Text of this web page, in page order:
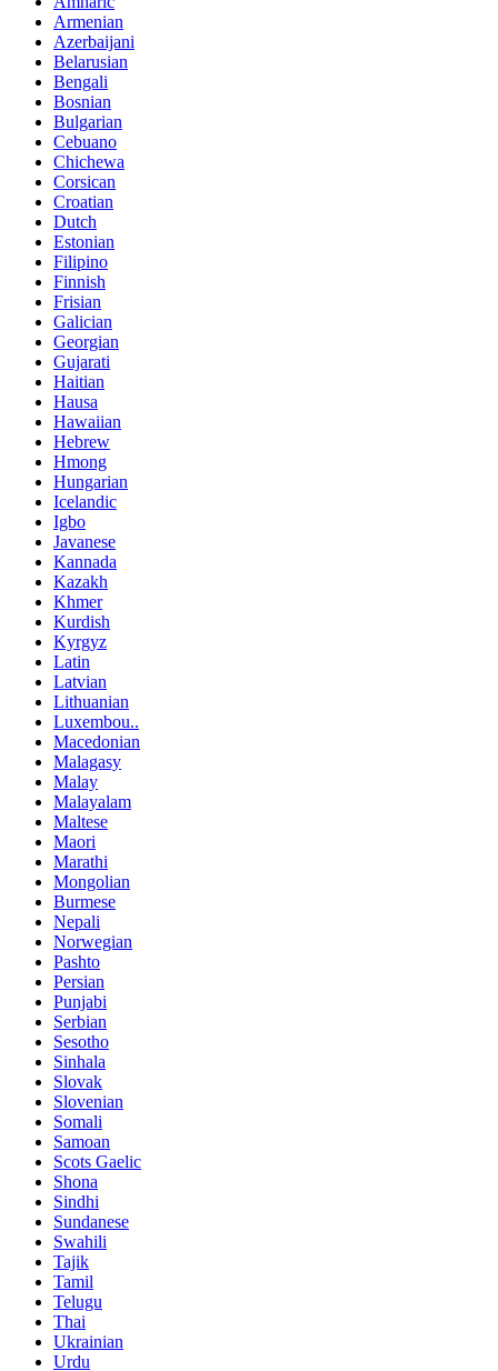
Armenian
Azerbaijani
Belarusian
Bengali
Bosnian
Bulgarian
Cebuano
Chichewa
Corsican
Croatian
Dutch
Estonian
Filipino
Finnish
Frisian
Galician
Georgian
Gujarati
Haitian
Hausa
Hawaiian
Hebrew
Hmong
Hungarian
Icelandic
Igbo
Javanese
Kannada
Kazakh
Khmer
Kurdish
Kyrgyz
Latin
Latvian
Lithuanian
Luxembou..
Macedonian
Malagasy
Malay
Malayalam
Maltese
Maori
Marathi
Mongolian
Burmese
Nepali
Norwegian
Pashto
Persian
Punjabi
Serbian
Sesotho
Sinhala
Slovak
Slovenian
Somali
Samoan
Scots Gaelic
Shona
Sindhi
Sundanese
Swahili
Tajik
Tamil
Telugu
Thai
Ukrainian
Urdu